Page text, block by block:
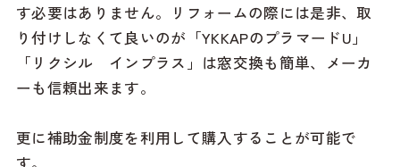
す必要はありません。リフォームの際には是非、取
り付けしなくて良いのが「YKKAPのプラマードU」
「リクシル インプラス」は窓交換も簡単、メーカ
ーも信頼出来ます。
更に補助金制度を利用して購入することが可能で
す。